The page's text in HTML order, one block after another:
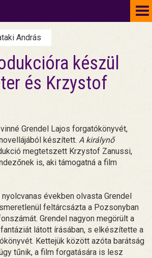
András
készül
és Krzystof
Grendel Lajos forgatókönyvét,
készített. A királynő
megtetszett Krzystof Zanussi,
is, aki támogatná a film
években olvasta Grendel
feltárcsázta a Pozsonyban
Grendel nagyon megörült a
látott írásában, s elkészítette a
Kettejük között azóta barátság
tűnik, a film forgatására is lesz